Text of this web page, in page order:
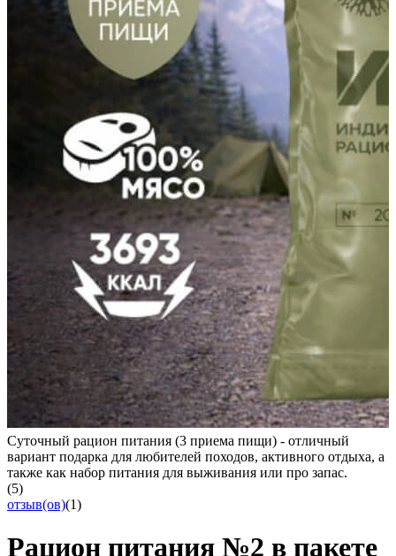
Суточный рацион питания (3 приема пищи) - отличный
вариант подарка для любителей походов, активного отдыха, а
также как набор питания для выживания или про запас.
(5)
отзыв(ов)(1)
Рацион питания №2 в пакете